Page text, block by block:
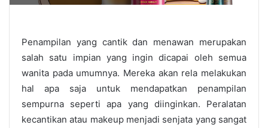
Penampilan yang cantik dan menawan merupakan
salah satu impian yang ingin dicapai oleh semua
wanita pada umumnya. Mereka akan rela melakukan
hal apa saja untuk mendapatkan penampilan
sempurna seperti apa yang diinginkan. Peralatan
kecantikan atau makeup menjadi senjata yang sangat